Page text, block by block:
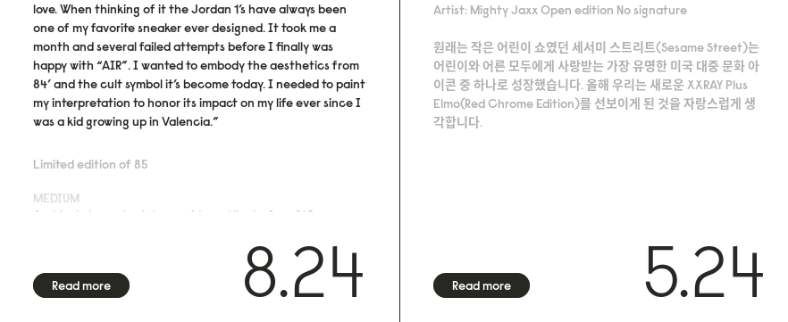
love. When thinking of it the Jordan 1’s have always been
one of my favorite sneaker ever designed. It took me a
month and several failed attempts before I finally was
happy with “AIR”. I wanted to embody the aesthetics from
84’ and the cult symbol it’s become today. I needed to paint
my interpretation to honor its impact on my life ever since I
was a kid growing up in Valencia.”
Limited edition of 85
MEDIUM
Archival pigment print on acid- and lignin-free 310 gsm
museum quality for highest age resistance
FINISHING
Numbered in bottom right corner and features dated on
Read more 8.24
Artist: Mighty Jaxx Open edition No signature
원래는 작은 어린이 쇼였던 세서미 스트리트(Sesame Street)는
어린이와 어른 모두에게 사랑받는 가장 유명한 미국 대중 문화 아
이콘 중 하나로 성장했습니다. 올해 우리는 새로운 XXRAY Plus
Elmo(Red Chrome Edition)를 선보이게 된 것을 자랑스럽게 생
각합니다.
Read more 5.24